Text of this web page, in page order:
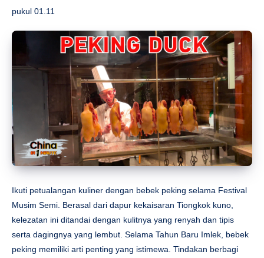
pukul 01.11
Ikuti petualangan kuliner dengan bebek peking selama Festival
Musim Semi. Berasal dari dapur kekaisaran Tiongkok kuno,
kelezatan ini ditandai dengan kulitnya yang renyah dan tipis
serta dagingnya yang lembut. Selama Tahun Baru Imlek, bebek
peking memiliki arti penting yang istimewa. Tindakan berbagi